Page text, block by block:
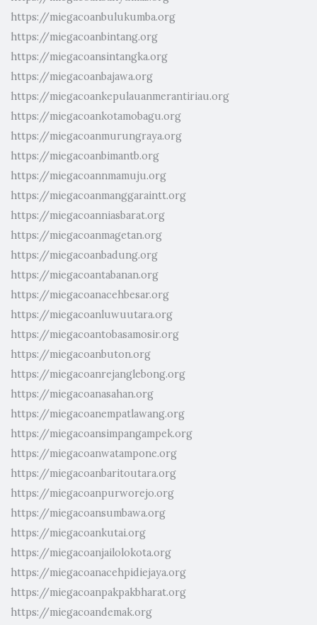
https://miegacoanbulukumba.org
https://miegacoanbintang.org
https://miegacoansintangka.org
https://miegacoanbajawa.org
https://miegacoankepulauanmerantiriau.org
https://miegacoankotamobagu.org
https://miegacoanmurungraya.org
https://miegacoanbimantb.org
https://miegacoannmamuju.org
https://miegacoanmanggaraintt.org
https://miegacoanniasbarat.org
https://miegacoanmagetan.org
https://miegacoanbadung.org
https://miegacoantabanan.org
https://miegacoanacehbesar.org
https://miegacoanluwuutara.org
https://miegacoantobasamosir.org
https://miegacoanbuton.org
https://miegacoanrejanglebong.org
https://miegacoanasahan.org
https://miegacoanempatlawang.org
https://miegacoansimpangampek.org
https://miegacoanwatampone.org
https://miegacoanbaritoutara.org
https://miegacoanpurworejo.org
https://miegacoansumbawa.org
https://miegacoankutai.org
https://miegacoanjailolokota.org
https://miegacoanacehpidiejaya.org
https://miegacoanpakpakbharat.org
https://miegacoandemak.org